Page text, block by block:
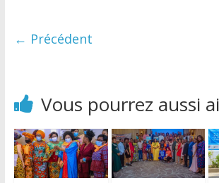
← Précédent
Vous pourrez aussi